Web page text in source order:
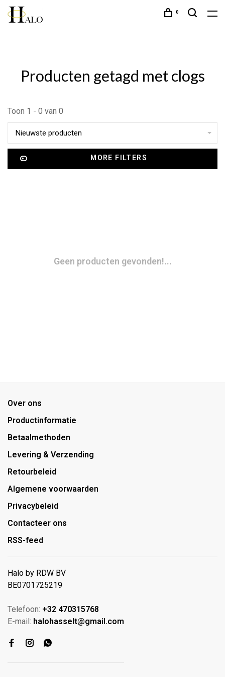
0
Producten getagd met clogs
Toon 1 - 0 van 0
Nieuwste producten
MORE FILTERS
Geen producten gevonden!...
Over ons
Productinformatie
Betaalmethoden
Levering & Verzending
Retourbeleid
Algemene voorwaarden
Privacybeleid
Contacteer ons
RSS-feed
Halo by RDW BV
BE0701725219
Telefoon: +32 470315768
E-mail: halohasselt@gmail.com